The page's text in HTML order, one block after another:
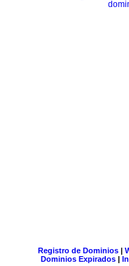
Registro de Dominios|
Dominios Expirados |